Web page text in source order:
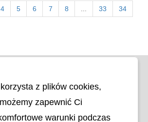
4 5 6 7 8 ... 33 34
z plików cookies,
zapewnić Ci
warunki podczas